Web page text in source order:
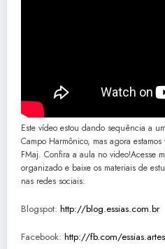
Este vídeo estou dando sequência a
Campo Harmônico, mas agora
FMaj. Confira a aula no video!Acesse
organizado e baixe os materiais de
nas redes sociais:
Blogspot: http://blog.essias.com.br
Facebook: http://fb.com/essias.artes